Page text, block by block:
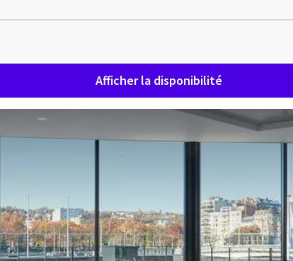
Afficher la disponibilité
au Van der Valk Hôtel
détente, le confort ou un lieu inspirant pour vos
le point de départ idéal. Situé à la lisière du centre-
gastronomie soignée et infrastructures